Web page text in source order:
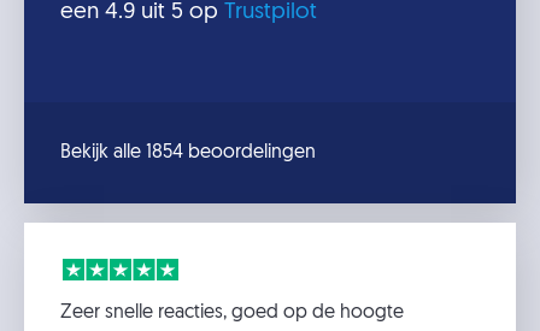
een 4.9 uit 5 op Trustpilot
Bekijk alle 1854 beoordelingen
Zeer snelle reacties, goed op de hoogte